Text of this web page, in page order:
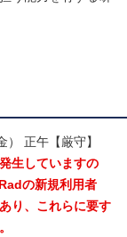
正午【厳守】
生していますの
の新規利用者
り、これらに要す